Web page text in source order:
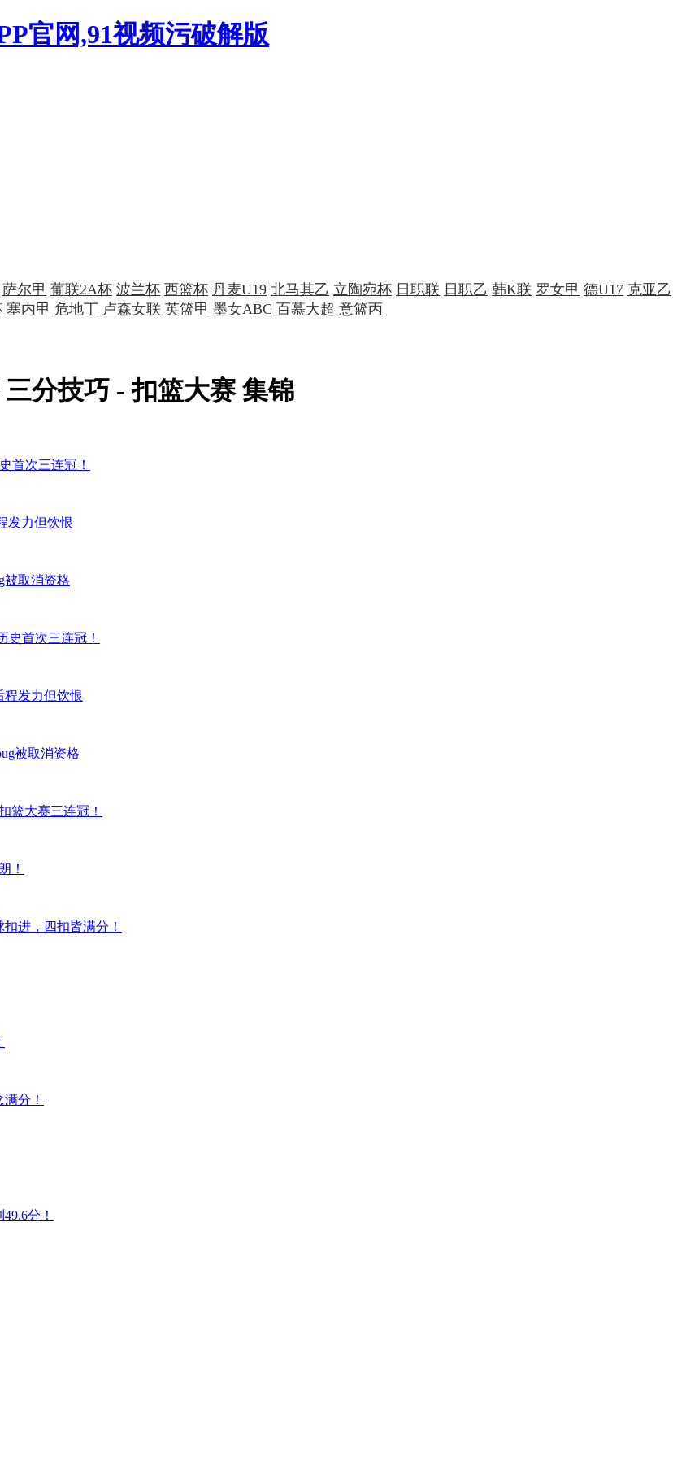
官网,91视频污破解版
萨尔甲 葡联2A杯 波兰杯 西篮杯 丹麦U19 北马其乙 立陶宛杯 日职联 日职乙 韩K联 罗女甲 德U17 克亚乙
塞内甲 危地丁 卢森女联 英篮甲 墨女ABC 百慕大超 意篮丙
分技巧 - 扣篮大赛 集锦
次三连冠！
发力但饮恨
被取消资格
次三连冠！
程发力但饮恨
被取消资格
大赛三连冠！
！
，四扣皆满分！
！
！